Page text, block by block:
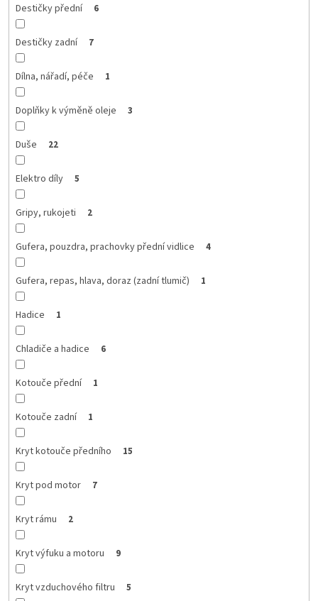
Destičky přední 6
Destičky zadní 7
Dílna, nářadí, péče 1
Doplňky k výměně oleje 3
Duše 22
Elektro díly 5
Gripy, rukojeti 2
Gufera, pouzdra, prachovky přední vidlice 4
Gufera, repas, hlava, doraz (zadní tlumič) 1
Hadice 1
Chladiče a hadice 6
Kotouče přední 1
Kotouče zadní 1
Kryt kotouče předního 15
Kryt pod motor 7
Kryt rámu 2
Kryt výfuku a motoru 9
Kryt vzduchového filtru 5